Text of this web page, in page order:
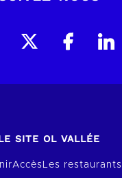
SITE OL VALLÉE
AccèsLes restaurants